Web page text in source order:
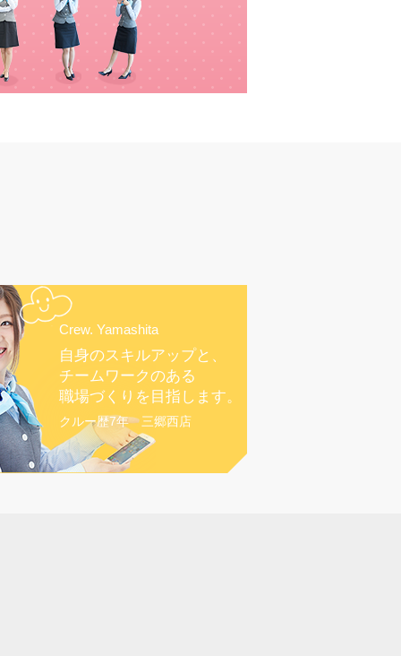
Crew. Yamashita
自身のスキルアップと、
チームワークのある
職場づくりを目指します。
クルー歴7年 三郷西店